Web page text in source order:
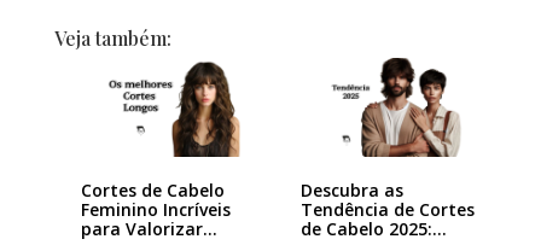
Veja também:
Cortes de Cabelo
Feminino Incríveis
para Valorizar…
Descubra as
Tendência de Cortes
de Cabelo 2025:…